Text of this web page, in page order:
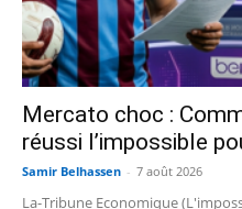
Mercato choc :
réussi l’impossible
Samir Belhassen - 7 août 2026
La-Tribune Economique